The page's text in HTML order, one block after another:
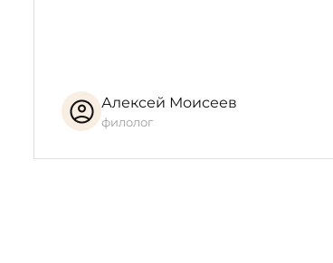
Алексей Моисеев
филолог